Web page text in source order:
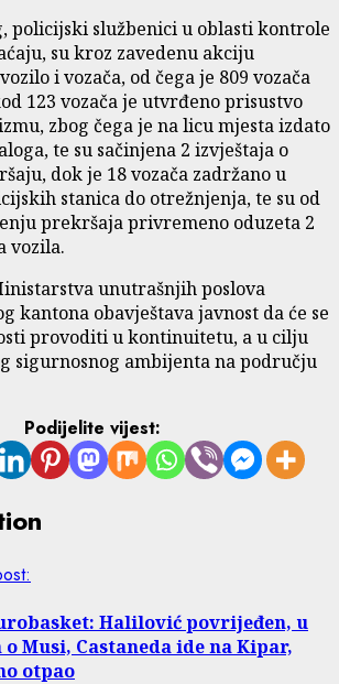
policijski službenici u oblasti kontrole
su kroz zavedenu akciju
i vozača, od čega je 809 vozača
123 vozača je utvrđeno prisustvo
zbog čega je na licu mjesta izdato
te su sačinjena 2 izvještaja o
dok je 18 vozača zadržano u
stanica do otrežnjenja, te su od
prekršaja privremeno oduzeta 2
vozila.
unutrašnjih poslova
kantona obavještava javnost da će se
provoditi u kontinuitetu, a u cilju
sigurnosnog ambijenta na području
Podijelite vijest:
Halilović povrijeđen, u
Musi, Castaneda ide na Kipar,
otpao